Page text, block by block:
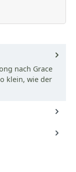
nach Grace
klein, wie der